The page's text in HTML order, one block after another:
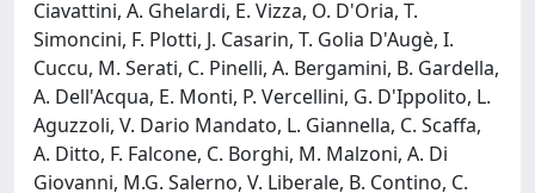
Ciavattini, A. Ghelardi, E. Vizza, O. D'Oria, T.
Simoncini, F. Plotti, J. Casarin, T. Golia D'Augè, I.
Cuccu, M. Serati, C. Pinelli, A. Bergamini, B. Gardella,
A. Dell'Acqua, E. Monti, P. Vercellini, G. D'Ippolito, L.
Aguzzoli, V. Dario Mandato, L. Giannella, C. Scaffa,
A. Ditto, F. Falcone, C. Borghi, M. Malzoni, A. Di
Giovanni, M.G. Salerno, V. Liberale, B. Contino, C.